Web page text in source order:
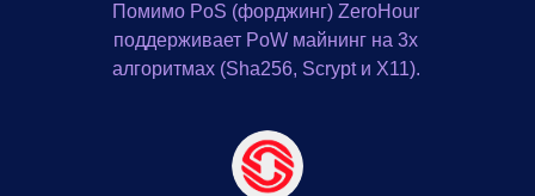
Помимо PoS (форджинг) ZeroHour
поддерживает PoW майнинг на 3х
алгоритмах (Sha256, Scrypt и X11).